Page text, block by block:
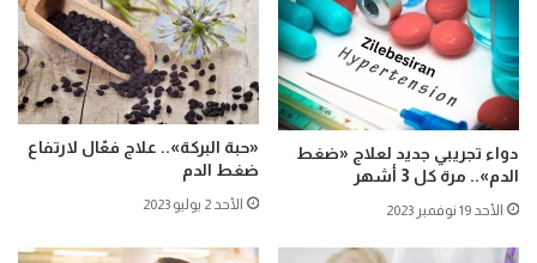
دواء تجريبي جديد لعلاج «ضغط
الدم».. مرة كل 3 أشهر
الأحد 19 نوفمبر 2023
«حبة البركة».. علاج فعّال لارتفاع
ضغط الدم
الأحد 2 يوليو 2023